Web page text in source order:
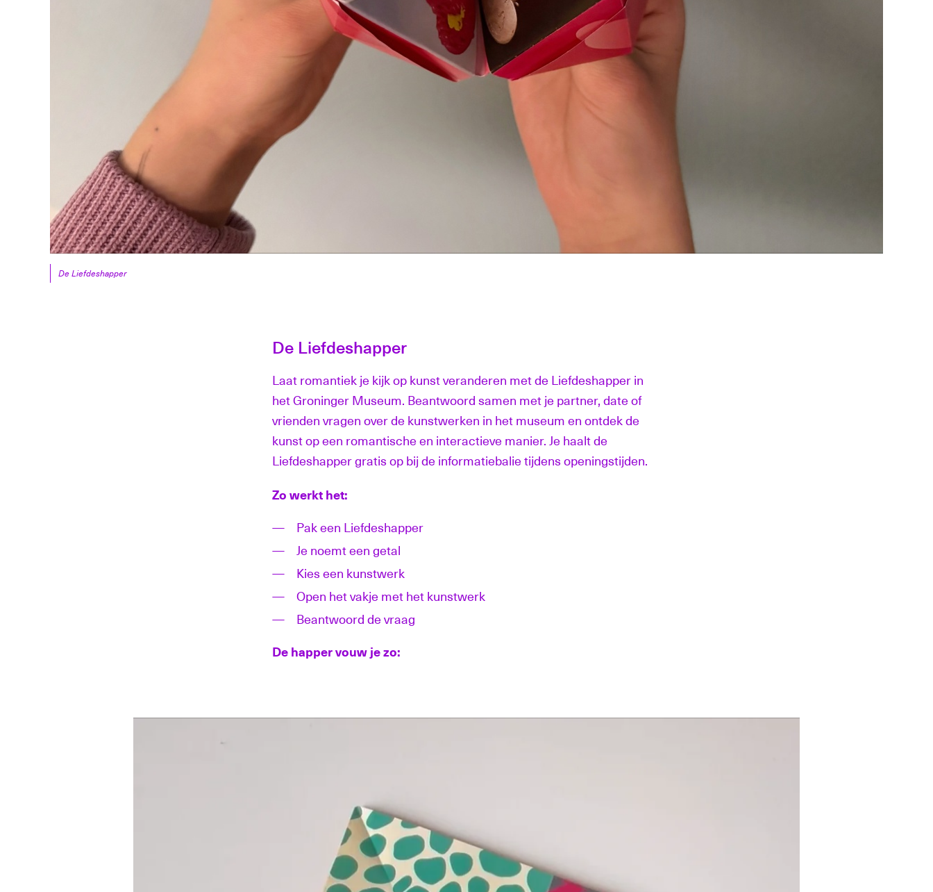
De Liefdeshapper
De Liefdeshapper
Laat romantiek je kijk op kunst veranderen met de Liefdeshapper in
het Groninger Museum. Beantwoord samen met je partner, date of
vrienden vragen over de kunstwerken in het museum en ontdek de
kunst op een romantische en interactieve manier. Je haalt de
Liefdeshapper gratis op bij de informatiebalie tijdens openingstijden.
Zo werkt het:
Pak een Liefdeshapper
Je noemt een getal
Kies een kunstwerk
Open het vakje met het kunstwerk
Beantwoord de vraag
De happer vouw je zo: